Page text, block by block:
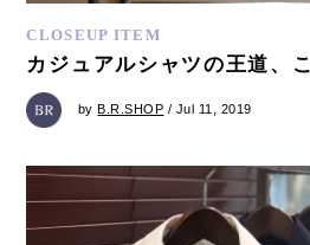
CLOSEUP ITEM
カジュアルシャツの王道、
byB.R.SHOP / Jul 11, 2019